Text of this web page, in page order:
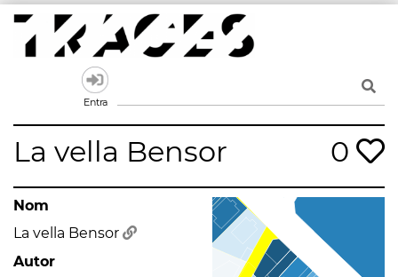
Skip
content
Un mapa de la memòria obert a tothom
Entra
La vella Bensor 0
Nom
La vella Bensor
Autor